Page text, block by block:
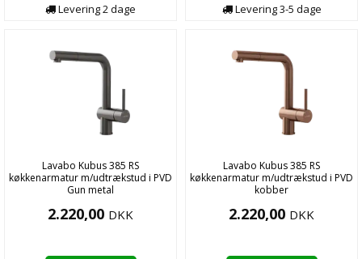
Levering2dage
Levering3-5 dage
Lavabo Kubus 385 RS
køkkenarmatur m/udtrækstud i PVD
Gun metal
2.220,00 DKK
Lavabo Kubus 385 RS
køkkenarmatur m/udtrækstud i PVD
kobber
2.220,00 DKK